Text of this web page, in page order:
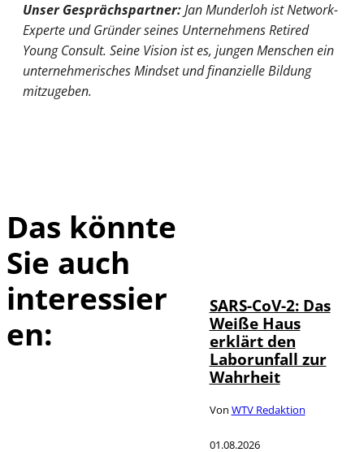
Unser Gesprächspartner:Jan Munderloh ist Network-
Experte und Gründer seines Unternehmens Retired
Young Consult. Seine Vision ist es, jungen Menschen ein
unternehmerisches Mindset und finanzielle Bildung
mitzugeben.
Das könnte
Sie auch
interessier
en:
SARS-CoV-2: Das
Weiße Haus
erklärt den
Laborunfall zur
Wahrheit
Von WTV Redaktion
01.08.2026